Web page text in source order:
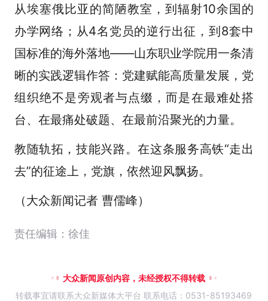
从埃塞俄比亚的简陋教室，到辐射10余国的
办学网络；从4名党员的逆行出征，到8套中
国标准的海外落地——山东职业学院用一条清
晰的实践逻辑作答：党建赋能高质量发展，党
组织绝不是旁观者与点缀，而是在最难处搭
台、在最痛处破题、在最前沿聚光的力量。
教随轨拓，技能兴路。在这条服务高铁“走出
去”的征途上，党旗，依然迎风飘扬。
（大众新闻记者 曹儒峰）
责任编辑：徐佳
大众新闻原创内容，未经授权不得转载
转载事宜请联系大众新媒体大平台 联系电话：0531-85193469